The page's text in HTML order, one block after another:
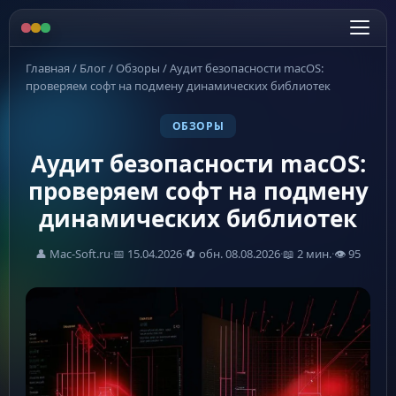
Главная/ Блог/Обзоры /Аудит безопасности macOS:
проверяем софт на подмену динамических библиотек
ОБЗОРЫ
Аудит безопасности macOS:
проверяем софт на подмену
динамических библиотек
👤 Mac-Soft.ru·📅 15.04.2026·🔄 обн. 08.08.2026·📖 2 мин.·👁 95